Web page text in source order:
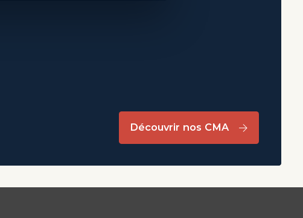
Découvrir nos CMA